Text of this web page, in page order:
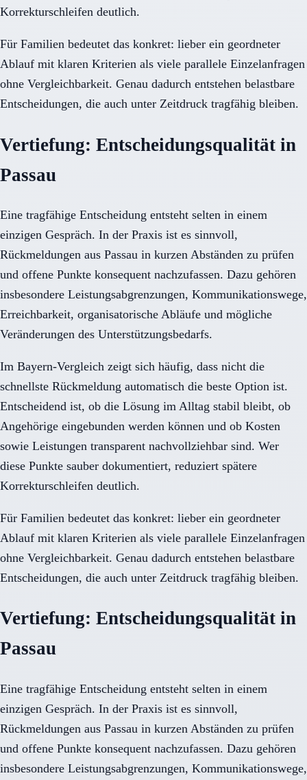
Korrekturschleifen deutlich.
Für Familien bedeutet das konkret: lieber ein geordneter
Ablauf mit klaren Kriterien als viele parallele Einzelanfragen
ohne Vergleichbarkeit. Genau dadurch entstehen belastbare
Entscheidungen, die auch unter Zeitdruck tragfähig bleiben.
Vertiefung: Entscheidungsqualität in
Passau
Eine tragfähige Entscheidung entsteht selten in einem
einzigen Gespräch. In der Praxis ist es sinnvoll,
Rückmeldungen aus Passau in kurzen Abständen zu prüfen
und offene Punkte konsequent nachzufassen. Dazu gehören
insbesondere Leistungsabgrenzungen, Kommunikationswege,
Erreichbarkeit, organisatorische Abläufe und mögliche
Veränderungen des Unterstützungsbedarfs.
Im Bayern-Vergleich zeigt sich häufig, dass nicht die
schnellste Rückmeldung automatisch die beste Option ist.
Entscheidend ist, ob die Lösung im Alltag stabil bleibt, ob
Angehörige eingebunden werden können und ob Kosten
sowie Leistungen transparent nachvollziehbar sind. Wer
diese Punkte sauber dokumentiert, reduziert spätere
Korrekturschleifen deutlich.
Für Familien bedeutet das konkret: lieber ein geordneter
Ablauf mit klaren Kriterien als viele parallele Einzelanfragen
ohne Vergleichbarkeit. Genau dadurch entstehen belastbare
Entscheidungen, die auch unter Zeitdruck tragfähig bleiben.
Vertiefung: Entscheidungsqualität in
Passau
Eine tragfähige Entscheidung entsteht selten in einem
einzigen Gespräch. In der Praxis ist es sinnvoll,
Rückmeldungen aus Passau in kurzen Abständen zu prüfen
und offene Punkte konsequent nachzufassen. Dazu gehören
insbesondere Leistungsabgrenzungen, Kommunikationswege,